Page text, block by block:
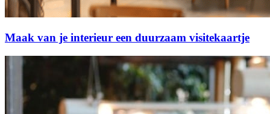
Maak van je interieur een duurzaam visitekaartje